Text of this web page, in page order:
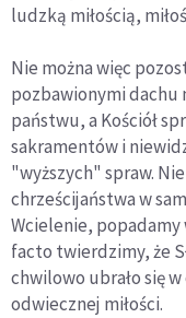
ludzką miłością,
Nie można więc
pozbawionymi dachu
państwu, a Kościół
sakramentów i
"wyższych" spraw.
chrześcijaństwa w
Wcielenie,
facto twierdzimy, że
chwilowo ubrało się
odwiecznej miłości.